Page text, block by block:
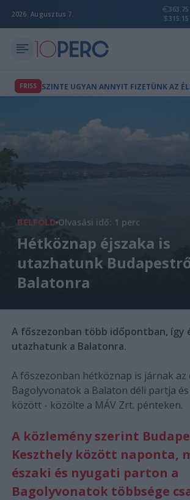
2026. Augusztus 7.
363.75
315.15
FRISS
BELFÖLD Olvasási idő: 1 perc
Hétköznap éjszaka is
utazhatunk
Balatonra
A főszezonban több időpontban, így
utazhatunk a Balatonra.
A főszezonban hétköznap is járnak az
Bagolyvonatok a Balaton déli partja
között - közölte a MÁV Zrt. pénteken.
A közlemény szerint
Keszthely között naponta,
északi és nyugati parton a
Bagolyvonatok többsége